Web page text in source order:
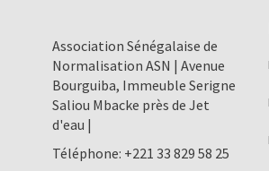
Association Sénégalaise de
Normalisation ASN | Avenue
Bourguiba, Immeuble Serigne
Saliou Mbacke près de Jet
d'eau |
Téléphone: +221 33 829 58 25